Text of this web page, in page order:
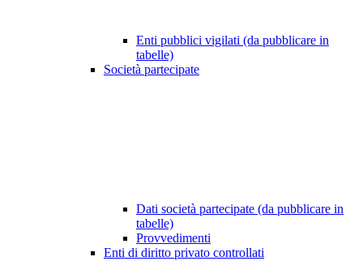
Enti pubblici vigilati (da pubblicare in
tabelle)
Società partecipate
Dati società partecipate (da pubblicare in
tabelle)
Provvedimenti
Enti di diritto privato controllati